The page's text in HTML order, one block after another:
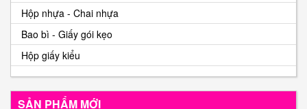
Hộp nhựa - Chai nhựa
Bao bì - Giấy gói kẹo
Hộp giấy kiểu
SẢN PHẨM MỚI